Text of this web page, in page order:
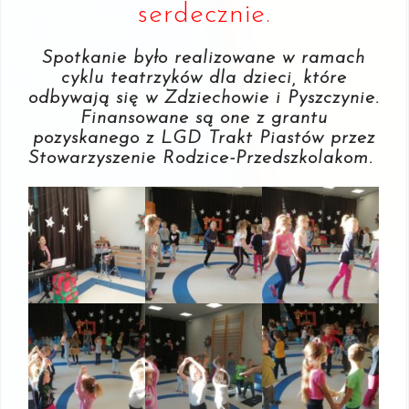
serdecznie.
Spotkanie było realizowane w ramach
cyklu teatrzyków dla dzieci, które
odbywają się w Zdziechowie i Pyszczynie.
Finansowane są one z grantu
pozyskanego z LGD Trakt Piastów przez
Stowarzyszenie Rodzice-Przedszkolakom.